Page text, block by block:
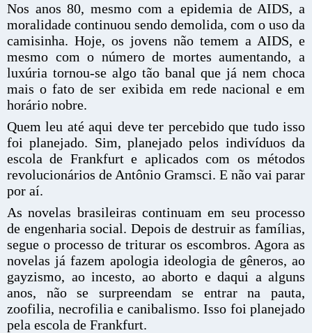
Nos anos 80, mesmo com a epidemia de AIDS, a
moralidade continuou sendo demolida, com o uso da
camisinha. Hoje, os jovens não temem a AIDS, e
mesmo com o número de mortes aumentando, a
luxúria tornou-se algo tão banal que já nem choca
mais o fato de ser exibida em rede nacional e em
horário nobre.
Quem leu até aqui deve ter percebido que tudo isso
foi planejado. Sim, planejado pelos indivíduos da
escola de Frankfurt e aplicados com os métodos
revolucionários de Antônio Gramsci. E não vai parar
por aí.
As novelas brasileiras continuam em seu processo
de engenharia social. Depois de destruir as famílias,
segue o processo de triturar os escombros. Agora as
novelas já fazem apologia ideologia de gêneros, ao
gayzismo, ao incesto, ao aborto e daqui a alguns
anos, não se surpreendam se entrar na pauta,
zoofilia, necrofilia e canibalismo. Isso foi planejado
pela escola de Frankfurt.